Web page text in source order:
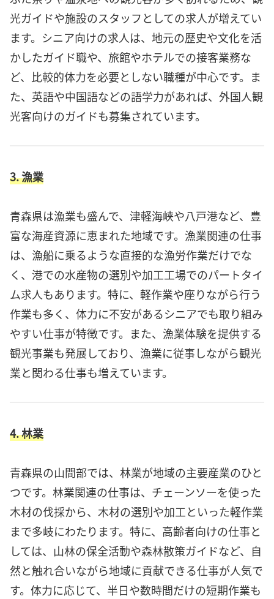
光ガイドや施設のスタッフとしての求人が増えてい
ます。シニア向けの求人は、地元の歴史や文化を活
かしたガイド職や、旅館やホテルでの接客業務な
ど、比較的体力を必要としない職種が中心です。ま
た、英語や中国語などの語学力があれば、外国人観
光客向けのガイドも募集されています。
3. 漁業
青森県は漁業も盛んで、津軽海峡や八戸港など、豊
富な海産資源に恵まれた地域です。漁業関連の仕事
は、漁船に乗るような直接的な漁労作業だけでな
く、港での水産物の選別や加工工場でのパートタイ
ム求人もあります。特に、軽作業や座りながら行う
作業も多く、体力に不安があるシニアでも取り組み
やすい仕事が特徴です。また、漁業体験を提供する
観光事業も発展しており、漁業に従事しながら観光
業と関わる仕事も増えています。
4. 林業
青森県の山間部では、林業が地域の主要産業のひと
つです。林業関連の仕事は、チェーンソーを使った
木材の伐採から、木材の選別や加工といった軽作業
まで多岐にわたります。特に、高齢者向けの仕事と
しては、山林の保全活動や森林散策ガイドなど、自
然と触れ合いながら地域に貢献できる仕事が人気で
す。体力に応じて、半日や数時間だけの短期作業も